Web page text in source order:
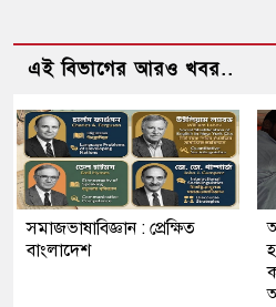
এই বিভাগের আরও খবর..
সমাজভাষাবিজ্ঞান : প্রেক্ষিত
বাংলাদেশ